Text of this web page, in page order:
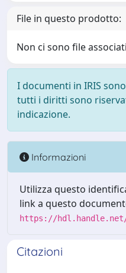
File in questo prodotto:
Non ci sono file
I documenti in IRIS
tutti i diritti sono
indicazione.
Informazioni
Utilizza questo
link a questo
https://hdl.handle.net/
Citazioni